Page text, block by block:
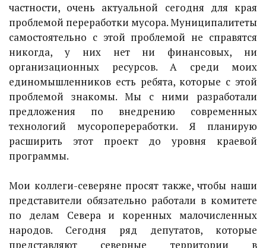
частности, очень актуальной сегодня для края
проблемой переработки мусора. Муниципалитеты
самостоятельно с этой проблемой не справятся
никогда, у них нет ни финансовых, ни
организационных ресурсов. А среди моих
единомышленников есть ребята, которые с этой
проблемой знакомы. Мы с ними разработали
предложения по внедрению современных
технологий мусоропереработки. Я планирую
расширить этот проект до уровня краевой
программы.
Мои коллеги-северяне просят также, чтобы наши
представители обязательно работали в комитете
по делам Севера и коренных малочисленных
народов. Сегодня ряд депутатов, которые
представляют северные территории в